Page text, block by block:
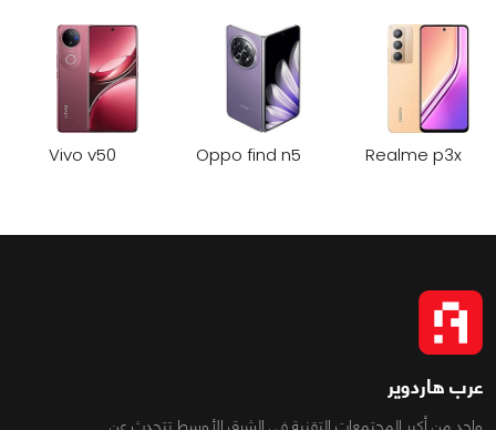
Realme p3x
Oppo find n5
Vivo v50
عرب هاردوير